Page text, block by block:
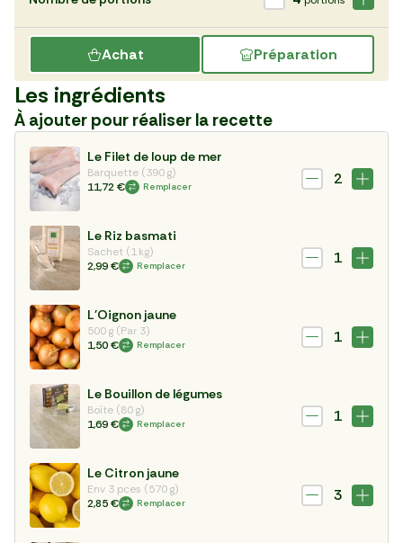
Achat Préparation
Les ingrédients
À ajouter pour réaliser la recette
Le Filet de loup de mer
Barquette (390 g)
11,72 €
Remplacer 2
Le Riz basmati
Sachet (1 kg)
2,99 €
Remplacer 1
L'Oignon jaune
500 g (Par 3)
1,50 €
Remplacer 1
Le Bouillon de légumes
Boîte (80 g)
1,69 €
Remplacer 1
Le Citron jaune
Env 3 pces (570 g)
2,85 €
Remplacer 3